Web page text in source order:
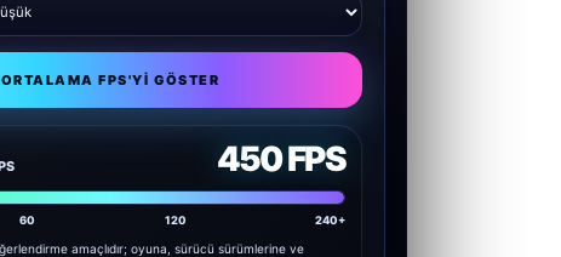
ORTALAMA FPS'YI GÖSTER
450 FPS
60 120 240+
amaçlıdır; oyuna, sürücü sürümlerine ve